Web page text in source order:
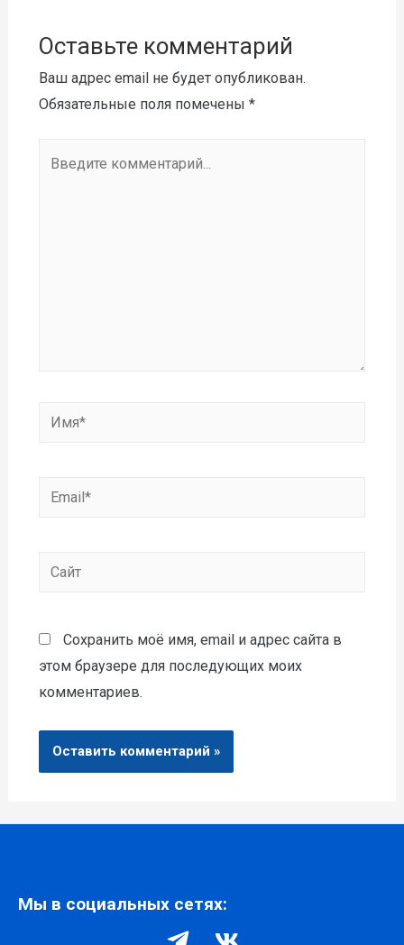
Оставьте комментарий
Ваш адрес email не будет опубликован.
Обязательные поля помечены *
Сохранить моё имя, email и адрес сайта в
этом браузере для последующих моих
комментариев.
Мы в социальных сетях: